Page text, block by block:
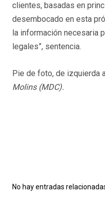
clientes, basadas en
desembocado en esta
la información necesaria
legales”, sentencia.
Pie de foto, de izquierda
Molins (MDC).
No hay entradas